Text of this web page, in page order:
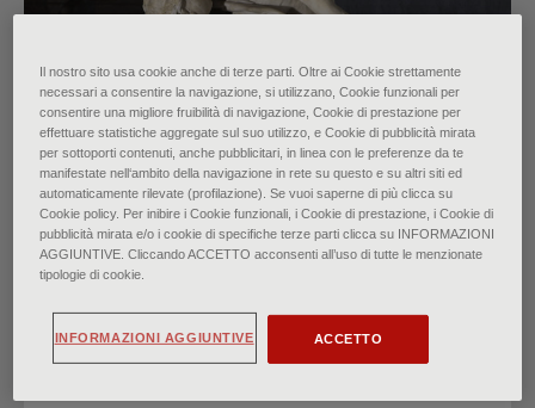
Da Barocco a Superbarocco
di Francesca Bardi ∙ Maggio 2022
HIGHLIGHTS
Il nostro sito usa cookie anche di terze parti. Oltre ai Cookie strettamente
necessari a consentire la navigazione, si utilizzano, Cookie funzionali per
consentire una migliore fruibilità di navigazione, Cookie di prestazione per
effettuare statistiche aggregate sul suo utilizzo, e Cookie di pubblicità mirata
per sottoporti contenuti, anche pubblicitari, in linea con le preferenze da te
manifestate nell‘ambito della navigazione in rete su questo e su altri siti ed
automaticamente rilevate (profilazione). Se vuoi saperne di più clicca su
Cookie policy. Per inibire i Cookie funzionali, i Cookie di prestazione, i Cookie di
pubblicità mirata e/o i cookie di specifiche terze parti clicca su INFORMAZIONI
AGGIUNTIVE. Cliccando ACCETTO acconsenti all’uso di tutte le menzionate
tipologie di cookie.
ACCETTO
INFORMAZIONI AGGIUNTIVE